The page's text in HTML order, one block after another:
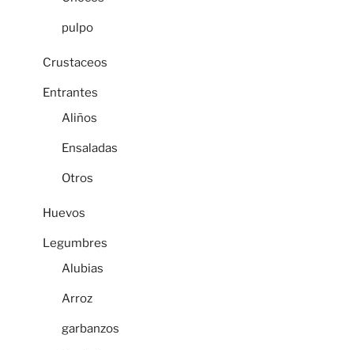
pulpo
Crustaceos
Entrantes
Aliños
Ensaladas
Otros
Huevos
Legumbres
Alubias
Arroz
garbanzos